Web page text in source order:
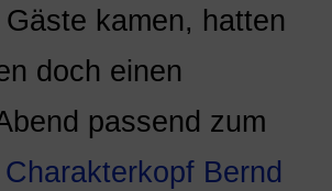
kamen, hatten
doch einen
passend zum
Charakterkopf Bernd